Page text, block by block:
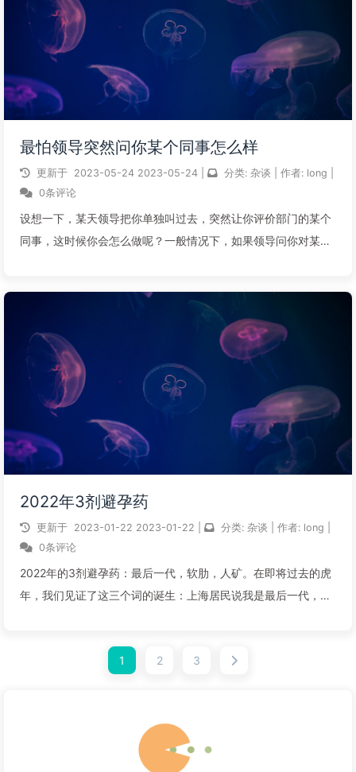
最怕领导突然问你某个同事怎么样
更新于 2023-05-24 2023-05-24 分类: 杂谈 作者: long
0条评论
设想一下，某天领导把你单独叫过去，突然让你评价部门的某个
同事，这时候你会怎么做呢？一般情况下，如果领导问你对某个
呢，职场是一个厚黑型社会，如果我...
阅读全文...
2022年3剂避孕药
更新于 2023-01-22 2023-01-22 分类: 杂谈 作者: long
0条评论
2022年的3剂避孕药：最后一代，软肋，人矿。在即将过去的虎
年，我们见证了这三个词的诞生：上海居民说我是最后一代，天
座大山，是物质层面的避孕药...
1 2 3